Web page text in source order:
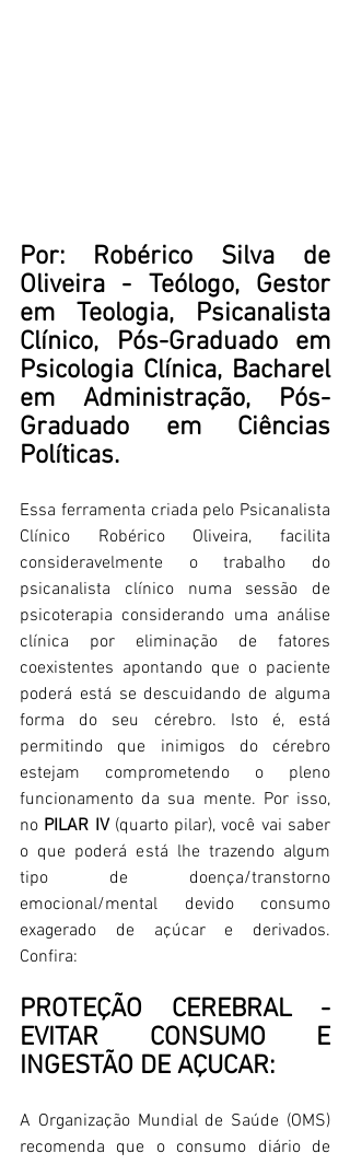
Por: Robérico Silva de
Oliveira - Teólogo, Gestor
em Teologia, Psicanalista
Clínico, Pós-Graduado em
Psicologia Clínica, Bacharel
em Administração, Pós-
Graduado em Ciências
Políticas.
Essa ferramenta criada pelo Psicanalista
Clínico Robérico Oliveira, facilita
consideravelmente o trabalho do
psicanalista clínico numa sessão de
psicoterapia considerando uma análise
clínica por eliminação de fatores
coexistentes apontando que o paciente
poderá está se descuidando de alguma
forma do seu cérebro. Isto é, está
permitindo que inimigos do cérebro
estejam comprometendo o pleno
funcionamento da sua mente. Por isso,
no PILAR IV (quarto pilar), você vai saber
o que poderá está lhe trazendo algum
tipo de doença/transtorno
emocional/mental devido consumo
exagerado de açúcar e derivados.
Confira:
PROTEÇÃO CEREBRAL -
EVITAR CONSUMO E
INGESTÃO DE AÇUCAR:
A Organização Mundial de Saúde (OMS)
recomenda que o consumo diário de